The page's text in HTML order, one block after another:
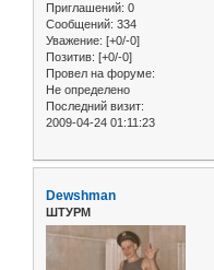
Приглашений: 0
Сообщений: 334
Уважение: [+0/-0]
Позитив: [+0/-0]
Провел на форуме:
Не определено
Последний визит:
2009-04-24 01:11:23
Dewshman
ШТУРМ